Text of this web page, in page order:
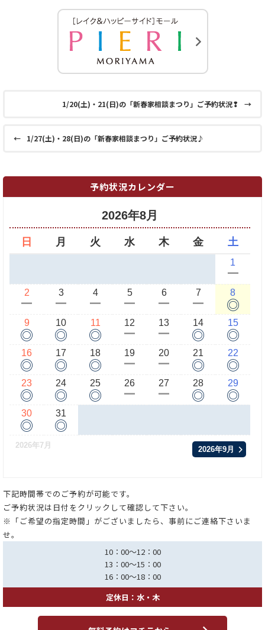
1/20(土)・21(日)の「新春家相談まつり」ご予約状況❢ →
← 1/27(土)・28(日)の「新春家相談まつり」ご予約状況♪
予約状況カレンダー
2026年8月
日 月 火 水 木 金 土
1
ー
2
ー
3
ー
4
ー
5
ー
6
ー
7
ー
8
◎
9
◎
10
◎
11
◎
12
ー
13
ー
14
◎
15
◎
16
◎
17
◎
18
◎
19
ー
20
ー
21
◎
22
◎
23
◎
24
◎
25
◎
26
ー
27
ー
28
◎
29
◎
30
◎
31
◎
2026年7月 2026年9月
下記時間帯でのご予約が可能です。
ご予約状況は日付をクリックして確認して下さい。
※「ご希望の指定時間」がございましたら、事前にご連絡下さいま
せ。
10：00～12：00
13：00～15：00
16：00～18：00
定休日：水・木